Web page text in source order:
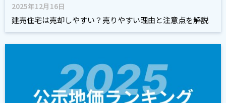
2025年12月16日
建売住宅は売却しやすい？売りやすい理由と注意点を解説